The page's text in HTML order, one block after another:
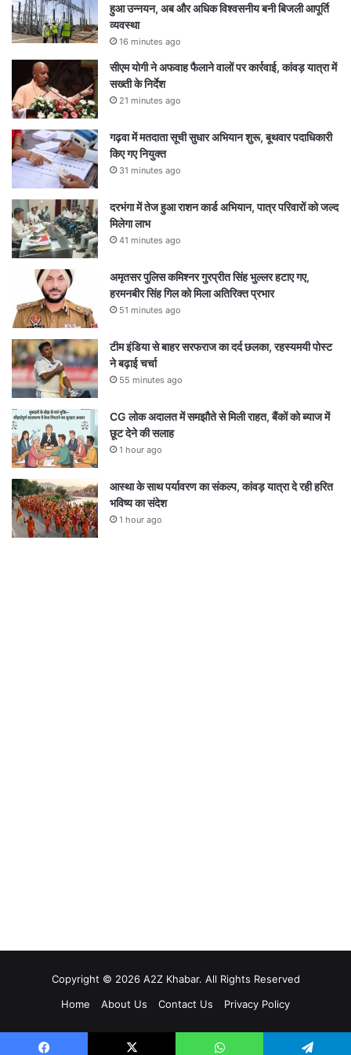
हुआ उन्नयन, अब और अधिक विश्वसनीय बनी बिजली आपूर्ति
व्यवस्था
16 minutes ago
सीएम योगी ने अफवाह फैलाने वालों पर कार्रवाई, कांवड़ यात्रा में
सख्ती के निर्देश
21 minutes ago
गढ़वा में मतदाता सूची सुधार अभियान शुरू, बूथवार पदाधिकारी
किए गए नियुक्त
31 minutes ago
दरभंगा में तेज हुआ राशन कार्ड अभियान, पात्र परिवारों को जल्द
मिलेगा लाभ
41 minutes ago
अमृतसर पुलिस कमिश्नर गुरप्रीत सिंह भुल्लर हटाए गए,
हरमनबीर सिंह गिल को मिला अतिरिक्त प्रभार
51 minutes ago
टीम इंडिया से बाहर सरफराज का दर्द छलका, रहस्यमयी पोस्ट
ने बढ़ाई चर्चा
55 minutes ago
CG लोक अदालत में समझौते से मिली राहत, बैंकों को ब्याज में
छूट देने की सलाह
1 hour ago
आस्था के साथ पर्यावरण का संकल्प, कांवड़ यात्रा दे रही हरित
भविष्य का संदेश
1 hour ago
Copyright © 2026 A2Z Khabar. All Rights Reserved
Home
About Us Contact Us Privacy Policy